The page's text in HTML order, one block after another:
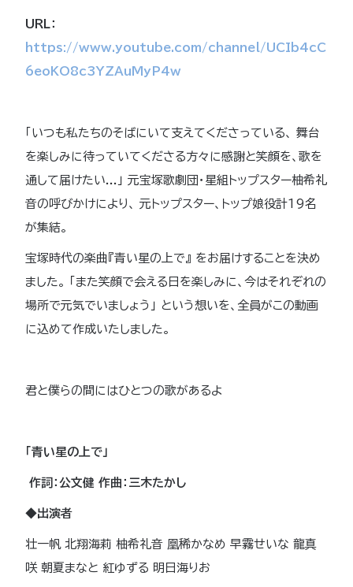
URL：
https://www.youtube.com/channel/UCIb4cC
6eoKO8c3YZAuMyP4w
「いつも私たちのそばにいて支えてくださっている、 舞台
を楽しみに待っていてくださる方々に感謝と笑顔を、歌を
通して届けたい...」 元宝塚歌劇団・星組トップスター柚希礼
音の呼びかけにより、 元トップスター、トップ娘役計19名
が集結。
宝塚時代の楽曲『青い星の上で』 をお届けすることを決め
ました。 「また笑顔で会える日を楽しみに、今はそれぞれの
場所で元気でいましょう」 という想いを、全員がこの動画
に込めて作成いたしました。
君と僕らの間にはひとつの歌があるよ
「青い星の上で」
作詞：公文健 作曲：三木たかし
◆出演者
壮一帆 北翔海莉 柚希礼音 凰稀かなめ 早霧せいな 龍真
咲 朝夏まなと 紅ゆずる 明日海りお